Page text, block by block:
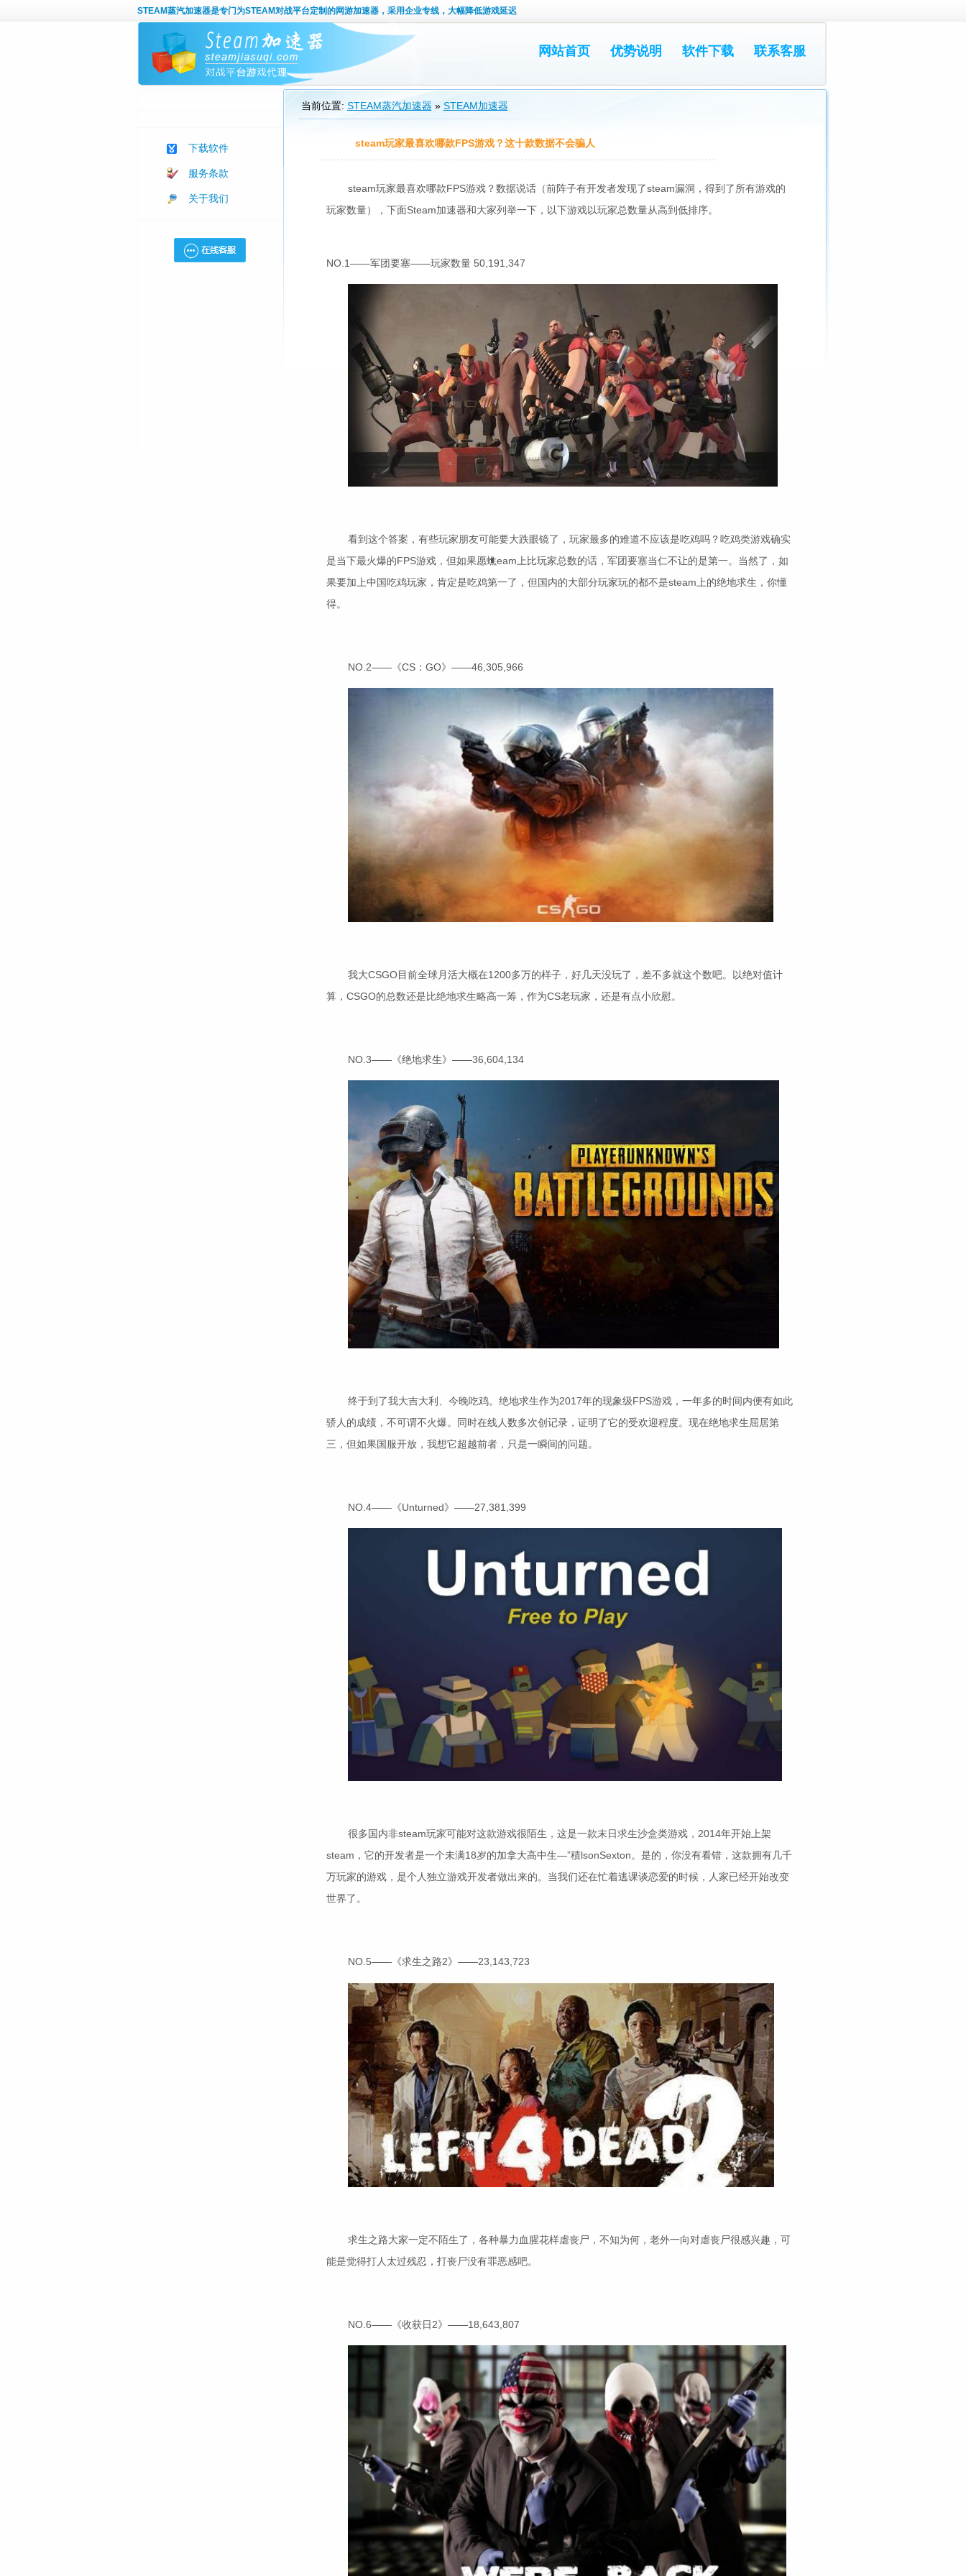
STEAM蒸汽加速器是专门为STEAM对战平台定制的网游加速器，采用企业专线，大幅降低游戏延迟
网站首页 优势说明 软件下载 联系客服
下载软件
服务条款
关于我们
当前位置: STEAM蒸汽加速器 » STEAM加速器
steam玩家最喜欢哪款FPS游戏？这十款数据不会骗人
steam玩家最喜欢哪款FPS游戏？数据说话（前阵子有开发者发现了steam漏洞，得到了所有游戏的
玩家数量），下面Steam加速器和大家列举一下，以下游戏以玩家总数量从高到低排序。
NO.1——军团要塞——玩家数量 50,191,347
看到这个答案，有些玩家朋友可能要大跌眼镜了，玩家最多的难道不应该是吃鸡吗？吃鸡类游戏确实
是当下最火爆的FPS游戏，但如果愿蟭eam上比玩家总数的话，军团要塞当仁不让的是第一。当然了，如
果要加上中国吃鸡玩家，肯定是吃鸡第一了，但国内的大部分玩家玩的都不是steam上的绝地求生，你懂
得。
NO.2——《CS：GO》——46,305,966
我大CSGO目前全球月活大概在1200多万的样子，好几天没玩了，差不多就这个数吧。以绝对值计
算，CSGO的总数还是比绝地求生略高一筹，作为CS老玩家，还是有点小欣慰。
NO.3——《绝地求生》——36,604,134
终于到了我大吉大利、今晚吃鸡。绝地求生作为2017年的现象级FPS游戏，一年多的时间内便有如此
骄人的成绩，不可谓不火爆。同时在线人数多次创记录，证明了它的受欢迎程度。现在绝地求生屈居第
三，但如果国服开放，我想它超越前者，只是一瞬间的问题。
NO.4——《Unturned》——27,381,399
很多国内非steam玩家可能对这款游戏很陌生，这是一款末日求生沙盒类游戏，2014年开始上架
steam，它的开发者是一个未满18岁的加拿大高中生—”積lsonSexton。是的，你没有看错，这款拥有几千
万玩家的游戏，是个人独立游戏开发者做出来的。当我们还在忙着逃课谈恋爱的时候，人家已经开始改变
世界了。
NO.5——《求生之路2》——23,143,723
求生之路大家一定不陌生了，各种暴力血腥花样虐丧尸，不知为何，老外一向对虐丧尸很感兴趣，可
能是觉得打人太过残忍，打丧尸没有罪恶感吧。
NO.6——《收获日2》——18,643,807